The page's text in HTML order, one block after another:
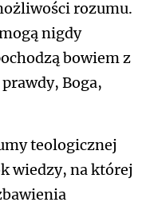
rozumu.
nigdy
bowiem z
Boga,
teologicznej
wiedzy, na której